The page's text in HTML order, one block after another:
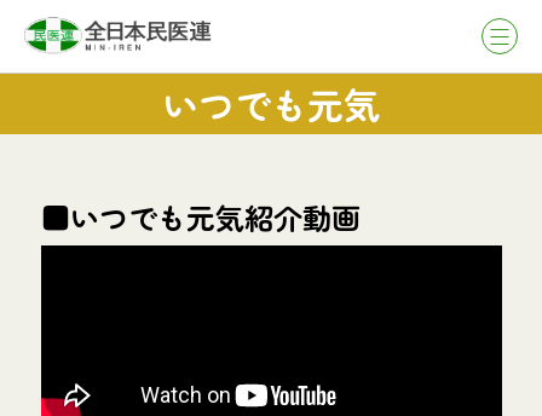
いつでも元気
■いつでも元気紹介動画